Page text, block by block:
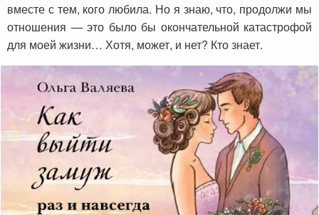
вместе с тем, кого любила. Но я знаю, что, продолжи мы
отношения — это было бы окончательной катастрофой
для моей жизни… Хотя, может, и нет? Кто знает.